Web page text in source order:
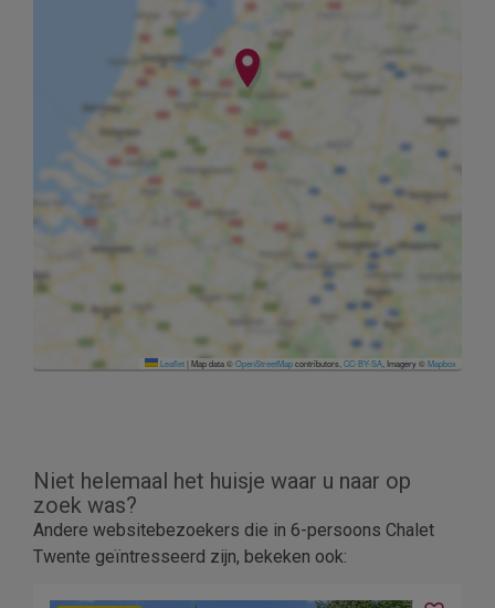
Leaflet|Map data ©OpenStreetMapcontributors,CC-BY-SA, Imagery ©Mapbox
Niet helemaal het huisje waar u naar op
zoek was?
Andere websitebezoekers die in 6-persoons Chalet
Twente geïntresseerd zijn, bekeken ook: